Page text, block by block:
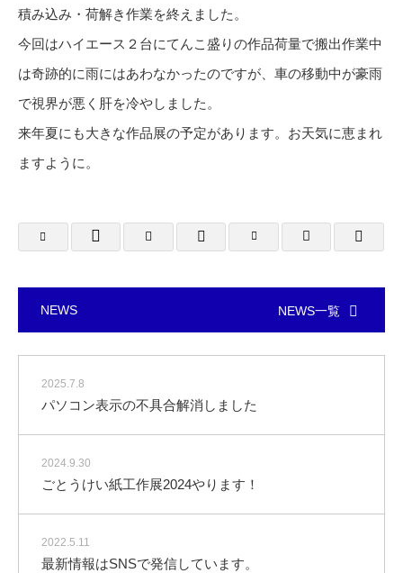
積み込み・荷解き作業を終えました。
今回はハイエース２台にてんこ盛りの作品荷量で搬出作業中
は奇跡的に雨にはあわなかったのですが、車の移動中が豪雨
で視界が悪く肝を冷やしました。
来年夏にも大きな作品展の予定があります。お天気に恵まれ
ますように。
NEWS NEWS一覧
2025.7.8
パソコン表示の不具合解消しました
2024.9.30
ごとうけい紙工作展2024やります！
2022.5.11
最新情報はSNSで発信しています。